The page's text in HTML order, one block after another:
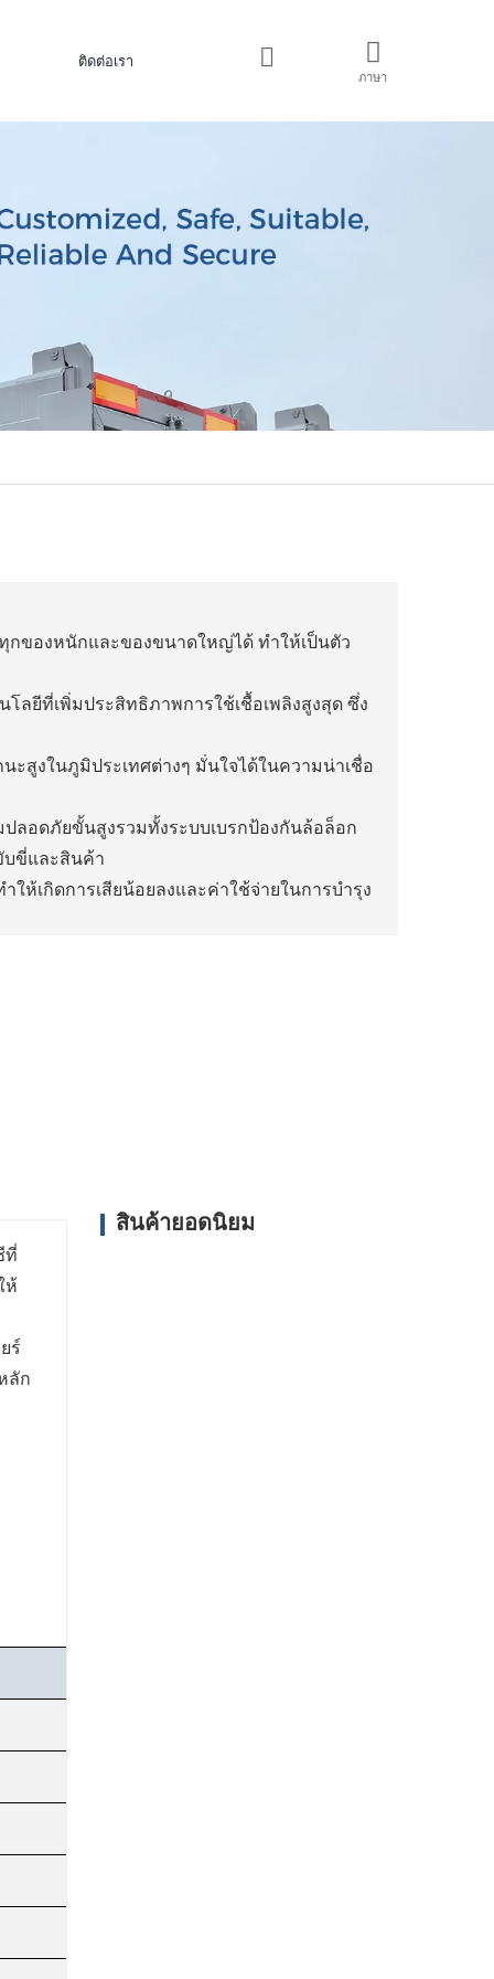
ติดต่อเรา
ภาษา
กของหนักและของขนาดใหญ่ได้ ทำให้เป็นตัว
ลยีที่เพิ่มประสิทธิภาพการใช้เชื้อเพลิงสูงสุด ซึ่ง
สูงในภูมิประเทศต่างๆ มั่นใจได้ในความน่าเชื่อ
อดภัยขั้นสูงรวมทั้งระบบเบรกป้องกันล้อล็อก
บขี่และสินค้า
ห้เกิดการเสียน้อยลงและค่าใช้จ่ายในการบำรุง
างและสะดวกสบายช่วยลดความเมื่อยล้าของผู้
ที่
ห้
ร์
ลัก
สินค้ายอดนิยม